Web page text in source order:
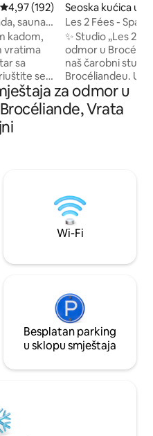
Prosječna ocjena: 4,97 od 5,
4,97 (192)
sauna i
kadom,
vratima
sa
osobe
s
s
Seoska kućica u
ntfort-sur-Meu
Les 2 Fées - Spa -
✨ Studio „Les 2
odmor u Brocéliandeu ✨
naš čarobni
Brocéliandeu.
klimatiziranom
masažnom
tokom cijele
legendi šume, s
željezničkom
minute hoda.
za odmor u
Vrata
Wi-Fi
Besplatan parking
u sklopu smještaja